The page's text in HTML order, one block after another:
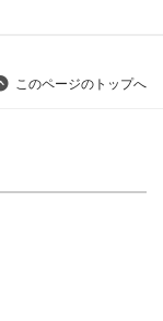
このページのトップへ